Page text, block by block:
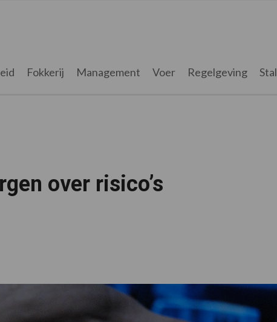
Fokkerij Management Voer Regelgeving Stal
over risico’s